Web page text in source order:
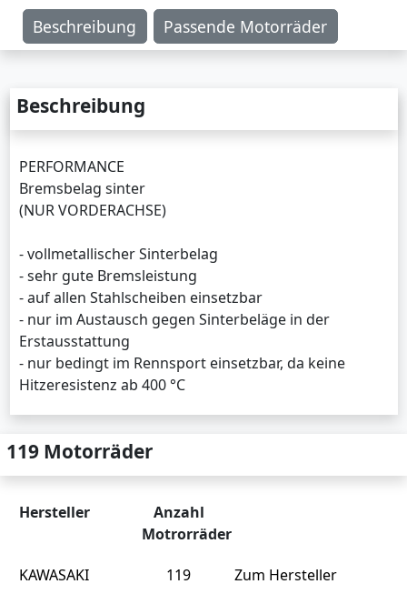
Beschreibung Passende Motorräder
Beschreibung
PERFORMANCE
Bremsbelag sinter
(NUR VORDERACHSE)
- vollmetallischer Sinterbelag
- sehr gute Bremsleistung
- auf allen Stahlscheiben einsetzbar
- nur im Austausch gegen Sinterbeläge in der
Erstausstattung
- nur bedingt im Rennsport einsetzbar, da keine
Hitzeresistenz ab 400 °C
119 Motorräder
Hersteller
Anzahl
Motrorräder
KAWASAKI 119 Zum Hersteller